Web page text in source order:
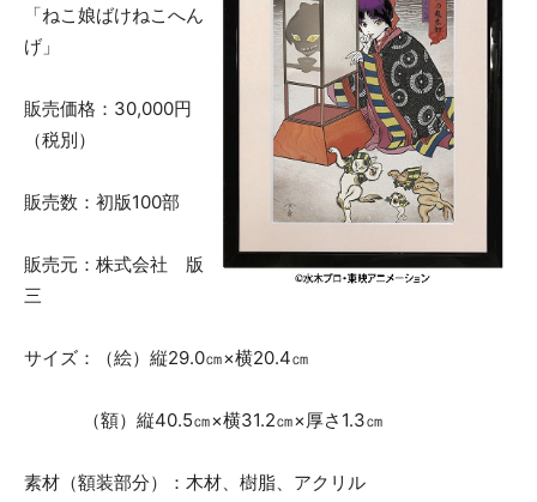
「ねこ娘ばけねこへん
げ」
販売価格：30,000円
（税別）
販売数：初版100部
販売元：株式会社 版
三
サイズ：（絵）縦29.0㎝×横20.4㎝
（額）縦40.5㎝×横31.2㎝×厚さ1.3㎝
素材（額装部分）：木材、樹脂、アクリル